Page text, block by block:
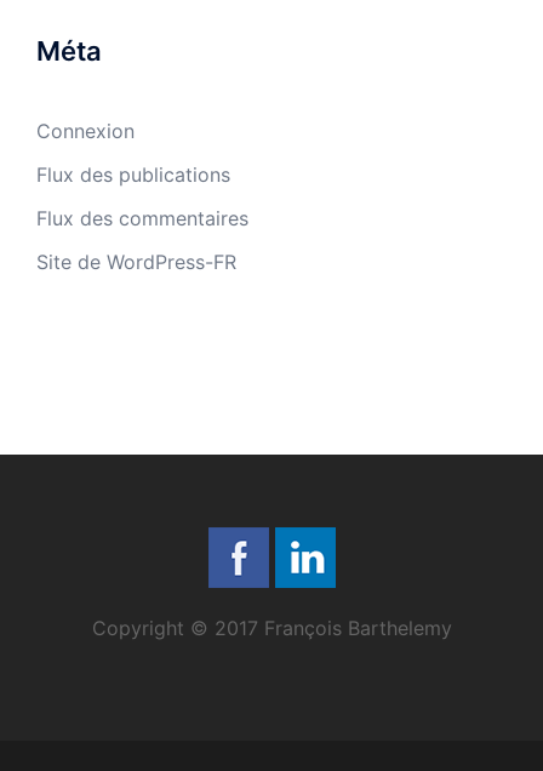
Méta
Connexion
Flux des publications
Flux des commentaires
Site de WordPress-FR
Copyright © 2017 François Barthelemy